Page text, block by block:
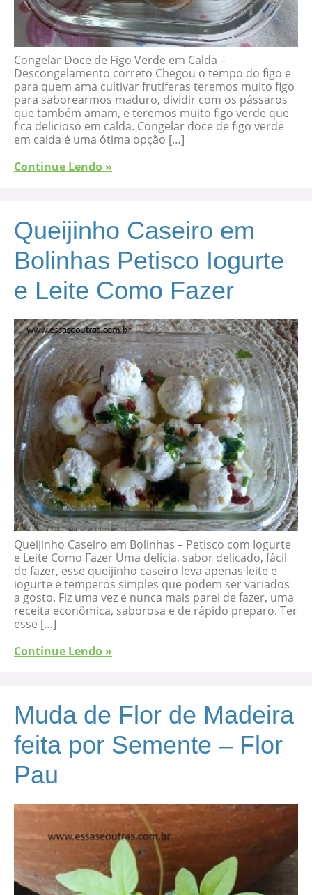
Congelar Doce de Figo Verde em Calda –
Descongelamento correto Chegou o tempo do figo e
para quem ama cultivar frutíferas teremos muito figo
para saborearmos maduro, dividir com os pássaros
que também amam, e teremos muito figo verde que
fica delicioso em calda. Congelar doce de figo verde
em calda é uma ótima opção […]
Continue Lendo »
Queijinho Caseiro em
Bolinhas Petisco Iogurte
e Leite Como Fazer
Queijinho Caseiro em Bolinhas – Petisco com Iogurte
e Leite Como Fazer Uma delícia, sabor delicado, fácil
de fazer, esse queijinho caseiro leva apenas leite e
iogurte e temperos simples que podem ser variados
a gosto. Fiz uma vez e nunca mais parei de fazer, uma
receita econômica, saborosa e de rápido preparo. Ter
esse […]
Continue Lendo »
Muda de Flor de Madeira
feita por Semente – Flor
Pau